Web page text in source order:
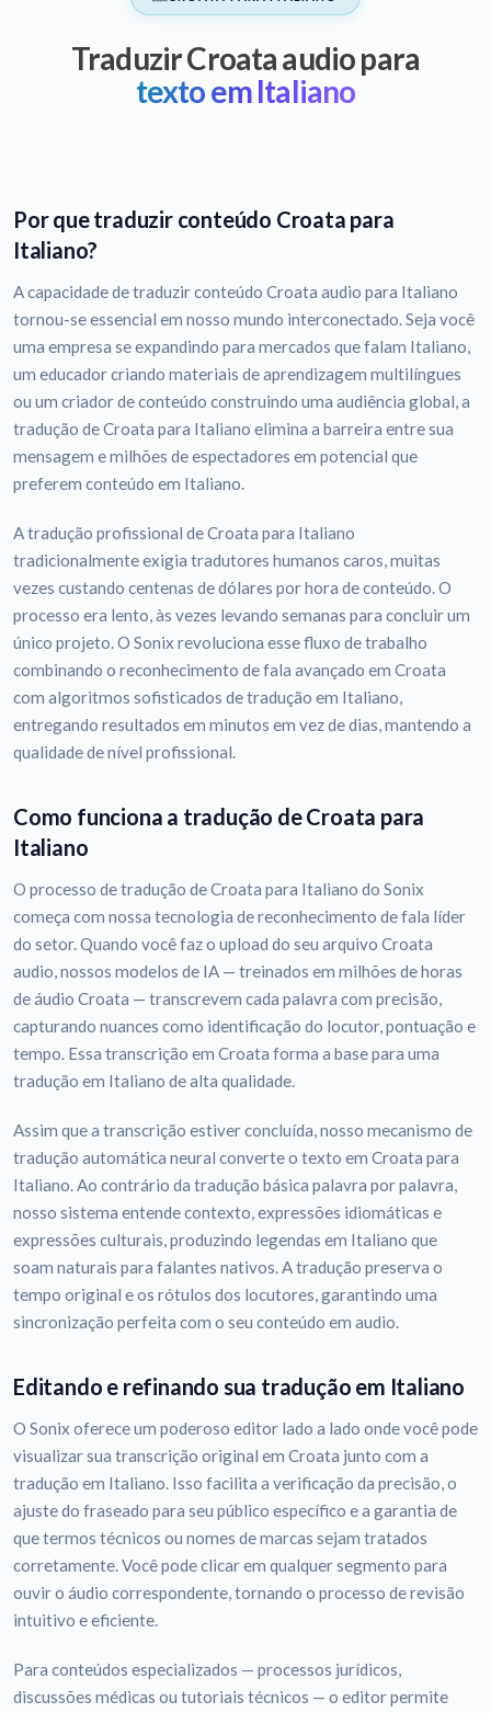
Traduzir Croata audio para
texto em Italiano
Por que traduzir conteúdo Croata para
Italiano?
A capacidade de traduzir conteúdo Croata audio para Italiano
tornou-se essencial em nosso mundo interconectado. Seja você
uma empresa se expandindo para mercados que falam Italiano,
um educador criando materiais de aprendizagem multilíngues
ou um criador de conteúdo construindo uma audiência global, a
tradução de Croata para Italiano elimina a barreira entre sua
mensagem e milhões de espectadores em potencial que
preferem conteúdo em Italiano.
A tradução profissional de Croata para Italiano
tradicionalmente exigia tradutores humanos caros, muitas
vezes custando centenas de dólares por hora de conteúdo. O
processo era lento, às vezes levando semanas para concluir um
único projeto. O Sonix revoluciona esse fluxo de trabalho
combinando o reconhecimento de fala avançado em Croata
com algoritmos sofisticados de tradução em Italiano,
entregando resultados em minutos em vez de dias, mantendo a
qualidade de nível profissional.
Como funciona a tradução de Croata para
Italiano
O processo de tradução de Croata para Italiano do Sonix
começa com nossa tecnologia de reconhecimento de fala líder
do setor. Quando você faz o upload do seu arquivo Croata
audio, nossos modelos de IA — treinados em milhões de horas
de áudio Croata — transcrevem cada palavra com precisão,
capturando nuances como identificação do locutor, pontuação e
tempo. Essa transcrição em Croata forma a base para uma
tradução em Italiano de alta qualidade.
Assim que a transcrição estiver concluída, nosso mecanismo de
tradução automática neural converte o texto em Croata para
Italiano. Ao contrário da tradução básica palavra por palavra,
nosso sistema entende contexto, expressões idiomáticas e
expressões culturais, produzindo legendas em Italiano que
soam naturais para falantes nativos. A tradução preserva o
tempo original e os rótulos dos locutores, garantindo uma
sincronização perfeita com o seu conteúdo em audio.
Editando e refinando sua tradução em Italiano
O Sonix oferece um poderoso editor lado a lado onde você pode
visualizar sua transcrição original em Croata junto com a
tradução em Italiano. Isso facilita a verificação da precisão, o
ajuste do fraseado para seu público específico e a garantia de
que termos técnicos ou nomes de marcas sejam tratados
corretamente. Você pode clicar em qualquer segmento para
ouvir o áudio correspondente, tornando o processo de revisão
intuitivo e eficiente.
Para conteúdos especializados — processos jurídicos,
discussões médicas ou tutoriais técnicos — o editor permite